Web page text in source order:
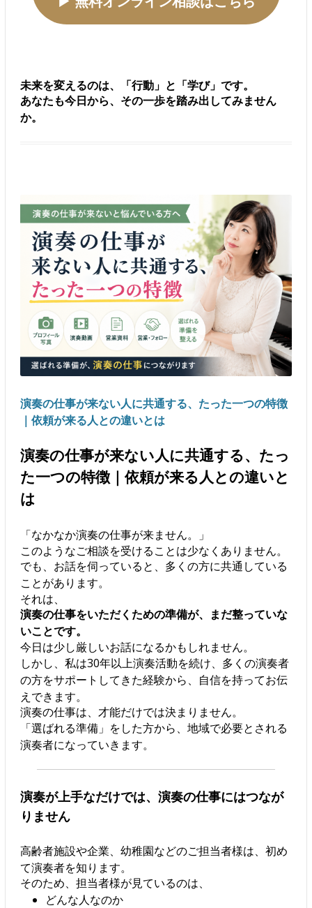
未来を変えるのは、「行動」と「学び」です。
あなたも今日から、その一歩を踏み出してみません
か。
演奏の仕事が来ない人に共通する、たった一つの特徴
｜依頼が来る人との違いとは
演奏の仕事が来ない人に共通する、たっ
た一つの特徴｜依頼が来る人との違いと
は
「なかなか演奏の仕事が来ません。」
このようなご相談を受けることは少なくありません。
でも、お話を伺っていると、多くの方に共通している
ことがあります。
それは、
演奏の仕事をいただくための準備が、まだ整っていな
いことです。
今日は少し厳しいお話になるかもしれません。
しかし、私は30年以上演奏活動を続け、多くの演奏者
の方をサポートしてきた経験から、自信を持ってお伝
えできます。
演奏の仕事は、才能だけでは決まりません。
「選ばれる準備」をした方から、地域で必要とされる
演奏者になっていきます。
演奏が上手なだけでは、演奏の仕事にはつなが
りません
高齢者施設や企業、幼稚園などのご担当者様は、初め
て演奏者を知ります。
そのため、担当者様が見ているのは、
どんな人なのか